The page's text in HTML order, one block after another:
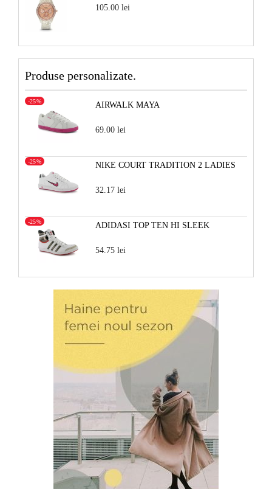
105.00 lei
Produse personalizate.
AIRWALK MAYA
-25%
69.00 lei
NIKE COURT TRADITION 2 LADIES
-25%
32.17 lei
ADIDASI TOP TEN HI SLEEK
-25%
54.75 lei